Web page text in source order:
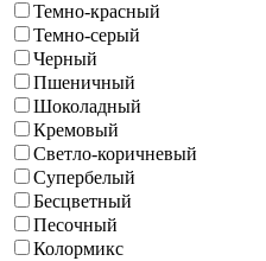
Темно-красный
Темно-серый
Черный
Пшеничный
Шоколадный
Кремовый
Светло-коричневый
Супербелый
Бесцветный
Песочный
Колормикс